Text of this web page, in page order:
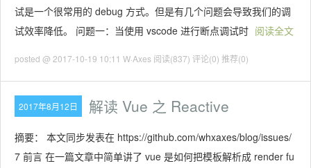
试是一个很常用的 debug 方式。但是有几个问题会导致我们的调
试效率降低。 问题一：当使用 vscode 进行断点调试时 阅读全文
posted @ 2017-10-19 10:11 W·Axes 阅读(837) 评论(0) 推荐(0)
2017年8月12日 解读 Vue 之 Reactive
摘要： 本文同步发表在 https://github.com/whxaxes/blog/issues/
7 前言 在一篇文章中简单讲了 vue 是如何把模板解析成 render fu